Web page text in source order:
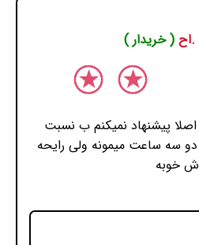
.اح ( خریدار )
پیشنهاد نمیکنم ب نسبت
سه ساعت میمونه ولی رایحه
ش خوبه